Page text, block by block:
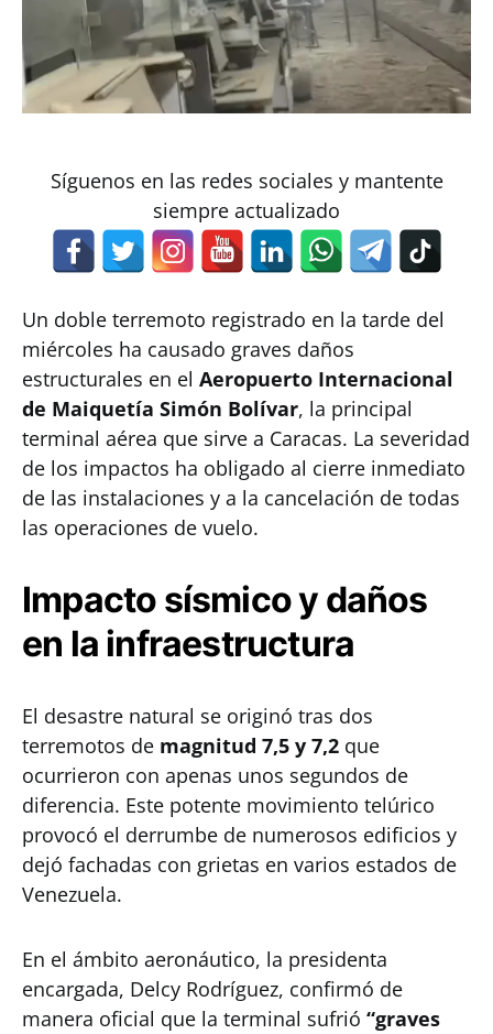
Síguenos en las redes sociales y mantente
siempre actualizado
Un doble terremoto registrado en la tarde del
miércoles ha causado graves daños
estructurales en el Aeropuerto Internacional
de Maiquetía Simón Bolívar, la principal
terminal aérea que sirve a Caracas. La severidad
de los impactos ha obligado al cierre inmediato
de las instalaciones y a la cancelación de todas
las operaciones de vuelo.
Impacto sísmico y daños
en la infraestructura
El desastre natural se originó tras dos
terremotos de magnitud 7,5 y 7,2 que
ocurrieron con apenas unos segundos de
diferencia. Este potente movimiento telúrico
provocó el derrumbe de numerosos edificios y
dejó fachadas con grietas en varios estados de
Venezuela.
En el ámbito aeronáutico, la presidenta
encargada, Delcy Rodríguez, confirmó de
manera oficial que la terminal sufrió “graves